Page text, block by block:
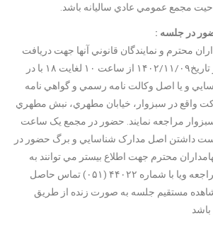
مجمع عمومي عادي ساليانه باشد.
در جلسه :
محترم و نمايندگان قانوني آنها جهت دريافت
برگ حضور در جلسه در تاريخ۱۴۰۲/۱۱/۰۹ از ساعت ۱۰ لغايت ۱۸ با در
و يا اصل وکالت نامه رسمي و گواهي نامه
واقع در سبزوار، خيابان مطهري، نبش مطهري
مراجعه نمايند. حضور در مجمع يک ساعت
داشتن اصل مدارک شناسايي و برگ حضور در
محترم جهت اطلاع بيستر مي توانند به
سايتWWW.Codal.ir مراجعه ويا با شماره ۴۴۰۲۲ (۰۵۱) تماس حاصل
مستقيم جلسه به صورت زنده از طريق